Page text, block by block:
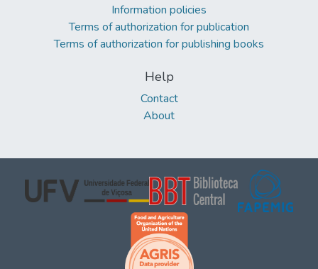
Information policies
Terms of authorization for publication
Terms of authorization for publishing books
Help
Contact
About